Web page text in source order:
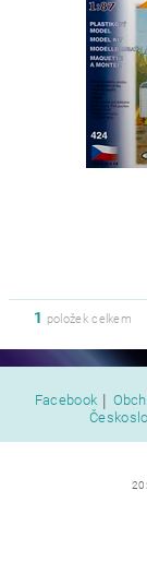
1 položek celkem
Facebook |